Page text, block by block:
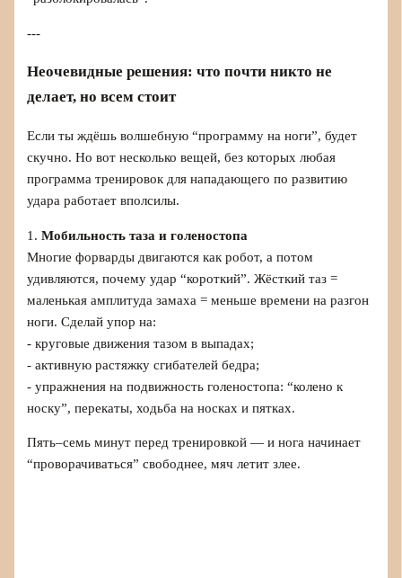
---
Неочевидные решения: что почти никто не
делает, но всем стоит
Если ты ждёшь волшебную “программу на ноги”, будет
скучно. Но вот несколько вещей, без которых любая
программа тренировок для нападающего по развитию
удара работает вполсилы.
1.Мобильность таза и голеностопа
Многие форварды двигаются как робот, а потом
удивляются, почему удар “короткий”. Жёсткий таз =
маленькая амплитуда замаха = меньше времени на разгон
ноги. Сделай упор на:
- круговые движения тазом в выпадах;
- активную растяжку сгибателей бедра;
- упражнения на подвижность голеностопа: “колено к
носку”, перекаты, ходьба на носках и пятках.
Пять–семь минут перед тренировкой — и нога начинает
“проворачиваться” свободнее, мяч летит злее.